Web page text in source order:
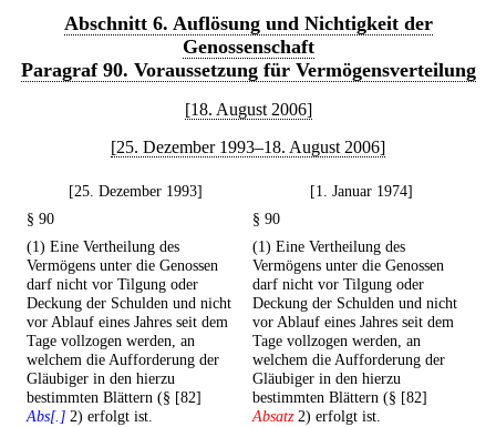
Abschnitt 6. Auflösung und Nichtigkeit der
Genossenschaft
Paragraf 90. Voraussetzung für Vermögensverteilung
[18. August 2006]
[25. Dezember 1993–18. August 2006]
[25. Dezember 1993]
[1. Januar 1974]
§ 90
§ 90
(1) Eine Vertheilung des
Vermögens unter die Genossen
darf nicht vor Tilgung oder
Deckung der Schulden und nicht
vor Ablauf eines Jahres seit dem
Tage vollzogen werden, an
welchem die Aufforderung der
Gläubiger in den hierzu
bestimmten Blättern (§ [82]
Abs[.] 2) erfolgt ist.
(1) Eine Vertheilung des
Vermögens unter die Genossen
darf nicht vor Tilgung oder
Deckung der Schulden und nicht
vor Ablauf eines Jahres seit dem
Tage vollzogen werden, an
welchem die Aufforderung der
Gläubiger in den hierzu
bestimmten Blättern (§ [82]
Absatz2) erfolgt ist.